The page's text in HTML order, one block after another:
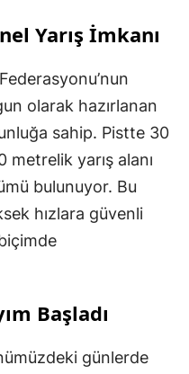
Yarış İmkanı
olarak hazırlanan
sahip. Pistte 30
yarış alanı
bulunuyor. Bu
hızlara güvenli
Başladı
günlerde